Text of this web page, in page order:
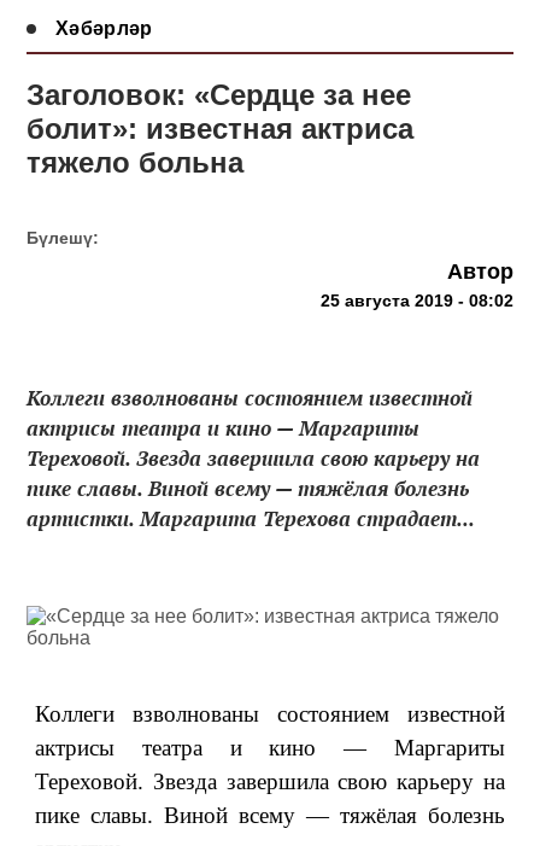
Хәбәрләр
Заголовок: «Сердце за нее
болит»: известная актриса
тяжело больна
Бүлешү:
Автор
25 августа 2019 - 08:02
Коллеги взволнованы состоянием известной
актрисы театра и кино — Маргариты
Тереховой. Звезда завершила свою карьеру на
пике славы. Виной всему — тяжёлая болезнь
артистки. Маргарита Терехова страдает...
Коллеги взволнованы состоянием известной
актрисы театра и кино—Маргариты
Тереховой. Звезда завершила свою карьеру на
пике славы. Виной всему— тяжёлая болезнь